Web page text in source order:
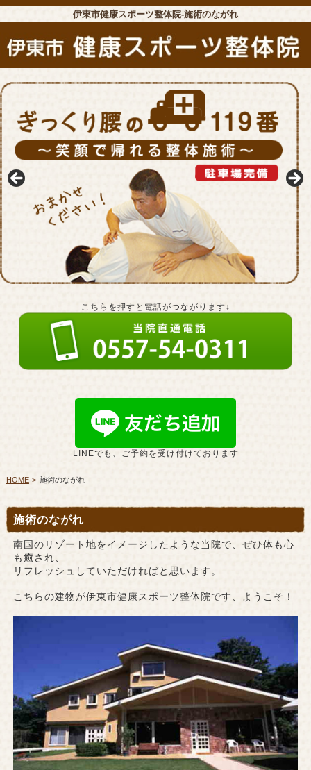
伊東市健康スポーツ整体院-施術のながれ
こちらを押すと電話がつながります↓
LINEでも、ご予約を受け付けております
HOME 施術のながれ
施術のながれ
南国のリゾート地をイメージしたような当院で、ぜひ体も心
も癒され、
リフレッシュしていただければと思います。
こちらの建物が伊東市健康スポーツ整体院です、ようこそ！